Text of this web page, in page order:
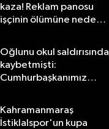
kaza! Reklam panosu
işçinin ölümüne neden
Oğlunu okul saldırısında
kaybetmişti:
Cumhurbaşkanımız
Kahramanmaraş
İstiklalspor'un kupa